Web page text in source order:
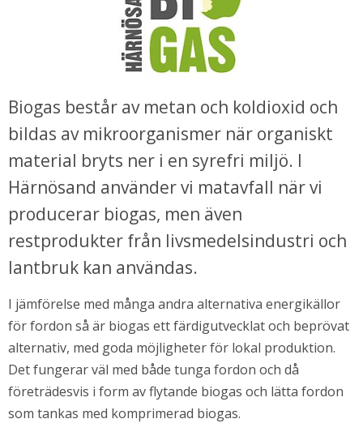
i nytt fönster.
Biogas består av metan och koldioxid och
bildas av mikroorganismer när organiskt
material bryts ner i en syrefri miljö. I
Härnösand använder vi matavfall när vi
producerar biogas, men även
restprodukter från livsmedelsindustri och
lantbruk kan användas.
I jämförelse med många andra alternativa energikällor
för fordon så är biogas ett färdigutvecklat och beprövat
alternativ, med goda möjligheter för lokal produktion.
Det fungerar väl med både tunga fordon och då
företrädesvis i form av flytande biogas och lätta fordon
som tankas med komprimerad biogas.